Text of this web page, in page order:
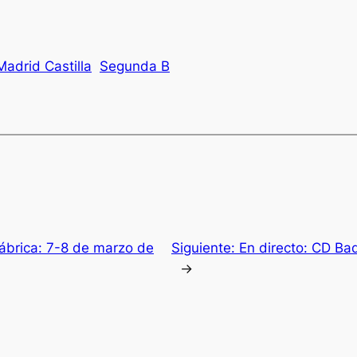
Castilla Segunda B
7-8 de marzo de Siguiente: En directo: CD
→